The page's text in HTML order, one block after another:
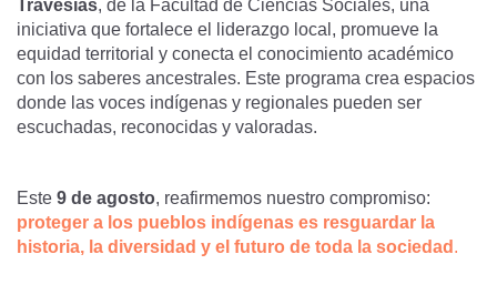
Travesías, de la Facultad de Ciencias Sociales, una
iniciativa que fortalece el liderazgo local, promueve la
equidad territorial y conecta el conocimiento académico
con los saberes ancestrales. Este programa crea espacios
donde las voces indígenas y regionales pueden ser
escuchadas, reconocidas y valoradas.
Este 9 de agosto, reafirmemos nuestro compromiso:
proteger a los pueblos indígenas es resguardar la
historia, la diversidad y el futuro de toda la sociedad .